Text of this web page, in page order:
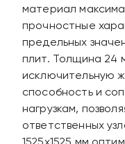
материал
прочностные
предельных
плит. Толщина 24
исключительную
способность и
нагрузкам,
ответственных